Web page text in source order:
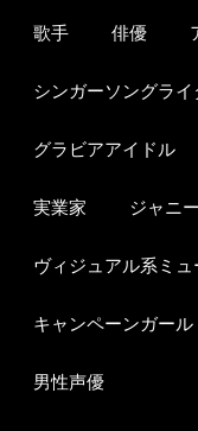
歌手 俳優
シンガーソングライ
グラビアアイドル
実業家 ジャニ
ヴィジュアル系ミュ
キャンペーンガール
男性声優